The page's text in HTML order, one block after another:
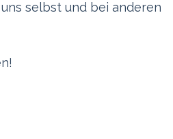
selbst und bei anderen